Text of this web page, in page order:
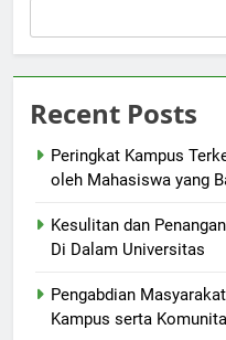
Recent Posts
Peringkat Kampus
oleh Mahasiswa yang
Kesulitan dan
Di Dalam Universitas
Pengabdian
Kampus serta